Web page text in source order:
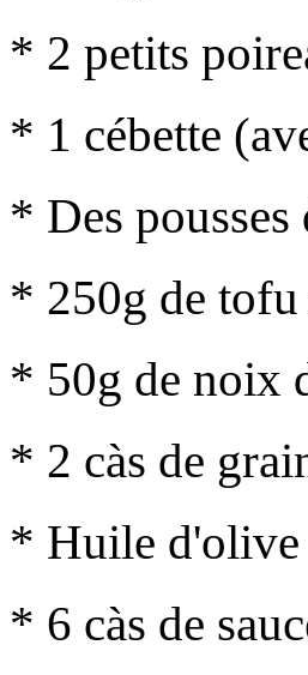
* 2 petits
* 1 cébette
* Des
* 250g de
* 50g de noix
* 2 càs de
* Huile d'olive
* 6 càs de